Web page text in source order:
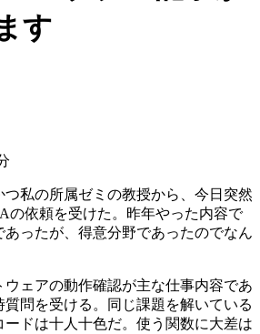
す
私の所属ゼミの教授から、今日突然
の依頼を受けた。昨年やった内容で
ったが、得意分野であったのでなん
ェアの動作確認が主な仕事内容であ
質問を受ける。同じ課題を解いている
ドは十人十色だ。使う関数に大差は